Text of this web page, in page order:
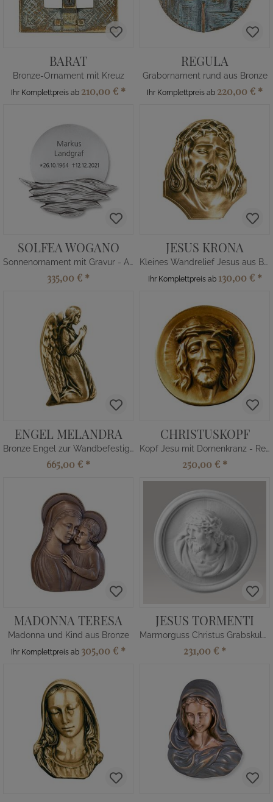
BARAT
Bronze-Ornament mit Kreuz
Ihr Komplettpreis ab 210,00 € *
REGULA
Grabornament rund aus Bronze
Ihr Komplettpreis ab 220,00 € *
SOLFEA WOGANO
Sonnenornament mit Gravur - Alu
335,00 € *
JESUS KRONA
Kleines Wandrelief Jesus aus Bronze
Ihr Komplettpreis ab 130,00 € *
ENGEL MELANDRA
Bronze Engel zur Wandbefestigung
665,00 € *
CHRISTUSKOPF
Kopf Jesu mit Dornenkranz - Relief
250,00 € *
MADONNA TERESA
Madonna und Kind aus Bronze
Ihr Komplettpreis ab 305,00 € *
JESUS TORMENTI
Marmorguss Christus Grabskulptur
231,00 € *